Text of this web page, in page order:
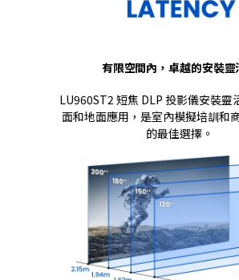
有限空間內，卓越的安裝靈
LU960ST2 短焦 DLP 投影儀安裝靈
面和地面應用，是室內模擬培訓和
的最佳選擇。